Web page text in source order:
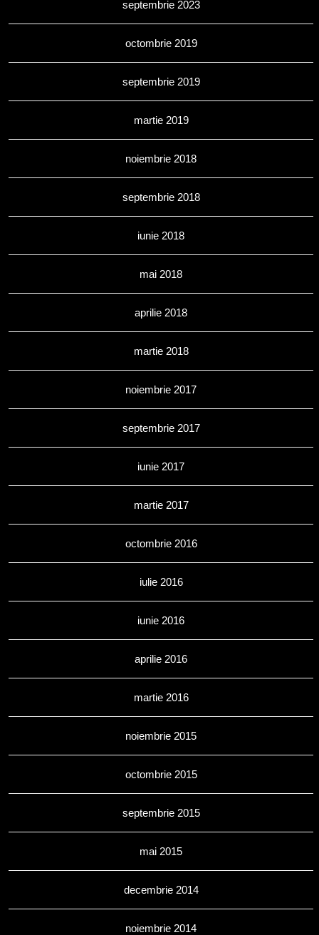
septembrie 2023
octombrie 2019
septembrie 2019
martie 2019
noiembrie 2018
septembrie 2018
iunie 2018
mai 2018
aprilie 2018
martie 2018
noiembrie 2017
septembrie 2017
iunie 2017
martie 2017
octombrie 2016
iulie 2016
iunie 2016
aprilie 2016
martie 2016
noiembrie 2015
octombrie 2015
septembrie 2015
mai 2015
decembrie 2014
noiembrie 2014